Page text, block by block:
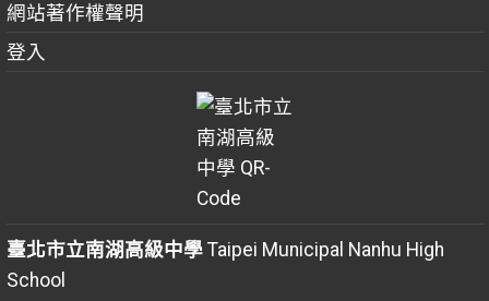
網站著作權聲明
登入
臺北市立南湖高級中學Taipei Municipal Nanhu High
School